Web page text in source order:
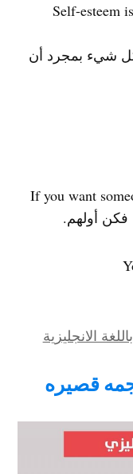
.Self-esteem
كل شيء بمجرد أن
أولهم.
الانجليزية
قصيره